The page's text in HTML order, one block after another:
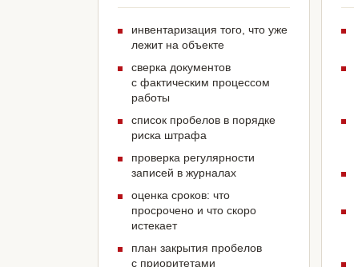
инвентаризация того, что уже
лежит на объекте
сверка документов
с фактическим процессом
работы
список пробелов в порядке
риска штрафа
проверка регулярности
записей в журналах
оценка сроков: что
просрочено и что скоро
истекает
план закрытия пробелов
с приоритетами